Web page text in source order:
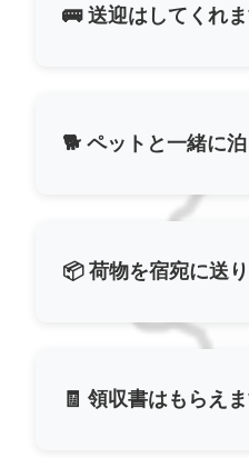
🚌 送迎はしてくれ
🐕 ペットと一緒に
📦 荷物を宿宛に送
🧾 領収書はもらえ